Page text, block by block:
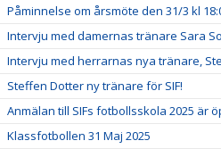
Påminnelse om årsmöte den 31/3 kl
Intervju med damernas tränare Sara
Intervju med herrarnas nya tränare,
Steffen Dotter ny tränare för SIF!
Anmälan till SIFs fotbollsskola 2025 är
Klassfotbollen 31 Maj 2025